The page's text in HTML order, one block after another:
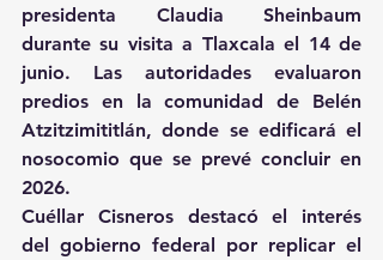
presidenta Claudia Sheinbaum
durante su visita a Tlaxcala el 14 de
junio. Las autoridades evaluaron
predios en la comunidad de Belén
Atzitzimititlán, donde se edificará el
nosocomio que se prevé concluir en
2026.
Cuéllar Cisneros destacó el interés
del gobierno federal por replicar el